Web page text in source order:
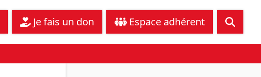
Assistance juridique Nous contacter
Je fais un don Espace adhérent